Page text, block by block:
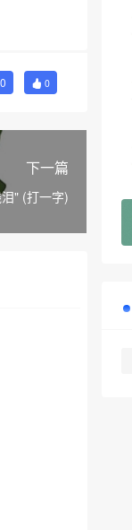
0 0
下一篇
" (打一字)